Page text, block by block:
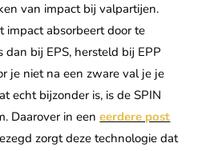
van impact bij valpartijen.
impact absorbeert door te
dan bij EPS, hersteld bij EPP
je niet na een zware val je je
echt bijzonder is, is de SPIN
Daarover in eeneerdere post
zorgt deze technologie dat